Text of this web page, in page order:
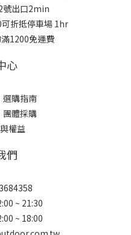
號出口2min
折抵停車場 1hr
1200免運費
心
選購指南
團體採購
權益
們
~ 21:30
~ 18:00